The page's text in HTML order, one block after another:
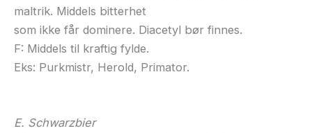
maltrik. Middels bitterhet
som ikke får dominere. Diacetyl bør finnes.
F: Middels til kraftig fylde.
Eks: Purkmistr, Herold, Primator.
E. Schwarzbier